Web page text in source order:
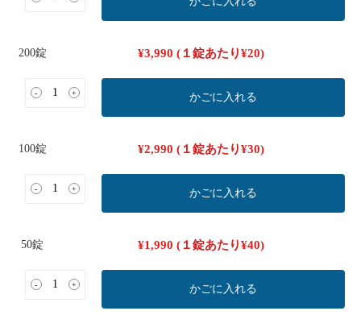
200錠 ¥3,990 (１錠あたり¥20)
- + かごに入れる
100錠 ¥2,990 (１錠あたり¥30)
- + かごに入れる
50錠 ¥1,990 (１錠あたり¥40)
- + かごに入れる